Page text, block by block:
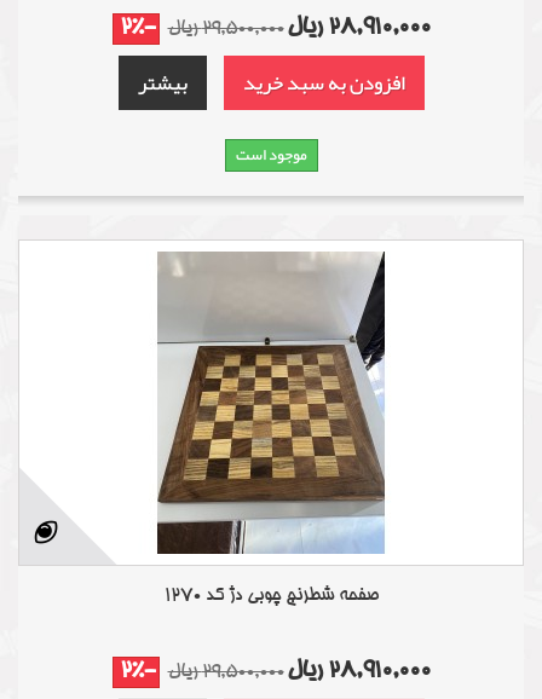
28,910,000 ریال 29,500,000 ریال -2%
افزودن به سبد خرید بیشتر
موجود است
صفحه شطرنج چوبی دژ کد 1270
28,910,000 ریال 29,500,000 ریال -2%